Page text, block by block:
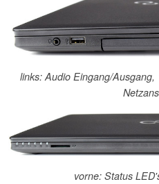
links: Audio Eingang/
vorne: Status